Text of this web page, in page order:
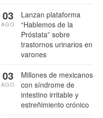
Lanzan plataforma
“Hablemos de la
Próstata” sobre
trastornos urinarios en
varones
03
AGO
Millones de mexicanos
con síndrome de
intestino irritable y
estreñimiento crónico
03
AGO